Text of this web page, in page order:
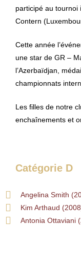
participé au tournoi
Contern
Cette année
une star de GR –
l’Azerbaïdjan,
championnats
Les filles de notre
enchaînements et
Catégorie D
Angelina Smith
Kim Arthaud
Antonia Ottaviani